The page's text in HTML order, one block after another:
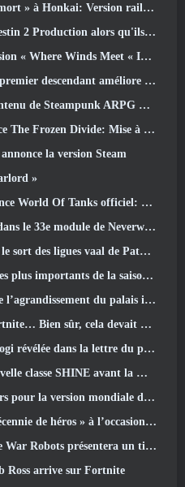
à Honkai: Version rail étoile 4.3
se préparent à travailler sur de nouveaux projets
Meet « Imperial Palace » est annoncée
la boucle agricole et met à jour le mode Assaut
pour répondre aux « préoccupations des joueurs clés »
Frozen Divide: Mise à jour Nix
la version Steam
»
officiel: Date de lancement de CHALEUR
module de Neverwinter, Froid mordant
Of Exile 2 avant le lancement du retour des anciens
plus importants de la saison 8
et partage une feuille de route de contenu « massive »
Bien sûr, cela devait arriver
dans la lettre du producteur
SHINE avant la mise à jour de juin
du « test prologue » Limit Zero Breakers de NCSoft
» à l’occasion de son 10e anniversaire
un tireur d'élite inspiré de Lovecraftian
Ross arrive sur Fortnite